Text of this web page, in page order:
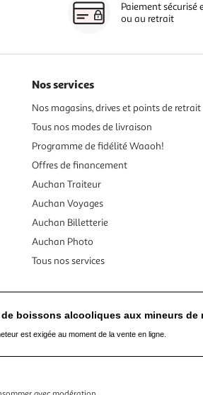
Paiement sécurisé
ou au retrait
Nos services
Nos magasins, drives et points de retrait
Tous nos modes de livraison
Programme de fidélité Waaoh!
Offres de financement
Auchan Traiteur
Auchan Voyages
Auchan Billetterie
Auchan Photo
Tous nos services
boissons alcooliques aux mineurs de
est exigée au moment de la vente en ligne.